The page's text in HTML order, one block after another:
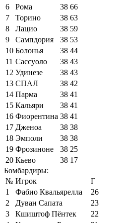
6 Рома 38 66
7
Торино 38 63
8
Лацио 38 59
9
Сампдория 38 53
10 Болонья 38 44
11 Сассуоло 38 43
12 Удинезе 38 43
13 СПАЛ 38 42
14 Парма 38 41
15 Кальяри 38 41
16 Фиорентина 38 41
17 Дженоа 38 38
18 Эмполи 38 38
19 Фрозиноне 38 25
20 Кьево 38 17
Бомбардиры:
№ Игрок
Г
1
Фабио Квальярелла
26
2
Дуван Сапата
23
3
Кшиштоф Пёнтек
22